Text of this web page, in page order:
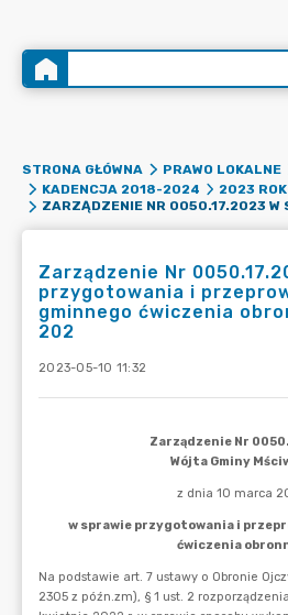
STRONA GŁÓWNA PRAWO LOKALNE
KADENCJA 2018-2024
2023 ROK
Zarządzenie Nr
przygotowania i
gminnego ćwiczenia
202
2023-05-10 11:32